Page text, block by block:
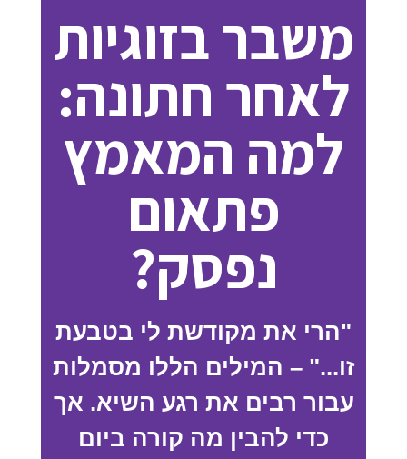
משבר בזוגיות
לאחר חתונה:
למה המאמץ
פתאום
נפסק?
"הרי את מקודשת לי בטבעת
זו..." – המילים הללו מסמלות
עבור רבים את רגע השיא. אך
כדי להבין מה קורה ביום